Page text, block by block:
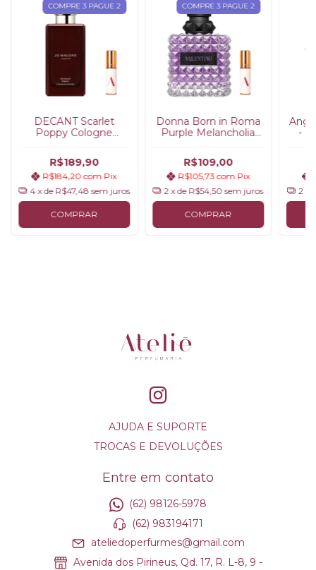
COMPRE 3 PAGUE 2
DECANT Scarlet
Poppy Cologne
London
R$189,90
R$184,20com Pix
4 x de R$47,48 sem juros
COMPRAR
COMPRE 3 PAGUE 2
Donna Born in Roma
Purple Melancholia
R$109,00
R$105,73com Pix
2 x de R$54,50 sem juros
COMPRAR
-
2
AJUDA E SUPORTE
TROCAS E DEVOLUÇÕES
Entre em contato
(62) 98126-5978
(62) 983194171
ateliedoperfurmes@gmail.com
Avenida dos Pirineus, Qd. 17, R. L-8, 9 -